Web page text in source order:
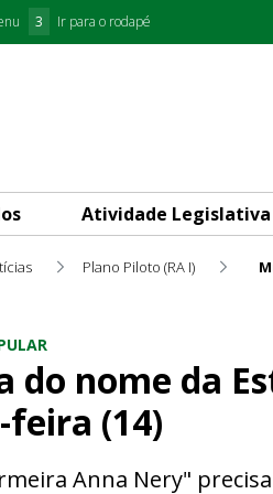
3 Ir para o rodapé
Atividade Legislativa
Plano Piloto (RA I)
do nome da
feira (14)
Anna Nery"